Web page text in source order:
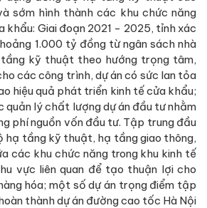
sớm hình thành các khu chức năng
khẩu: Giai đoạn 2021 - 2025, tỉnh xác
1.000 tỷ đồng từ ngân sách nhà
kỹ thuật theo hướng trọng tâm,
các công trình, dự án có sức lan tỏa
hiệu quả phát triển kinh tế cửa khẩu;
quản lý chất lượng dự án đầu tư nhằm
phí nguồn vốn đầu tư. Tập trung đầu
hạ tầng kỹ thuật, hạ tầng giao thông,
các khu chức năng trong khu kinh tế
vực liên quan để tạo thuận lợi cho
hóa; một số dự án trọng điểm tập
thành dự án đường cao tốc Hà Nội